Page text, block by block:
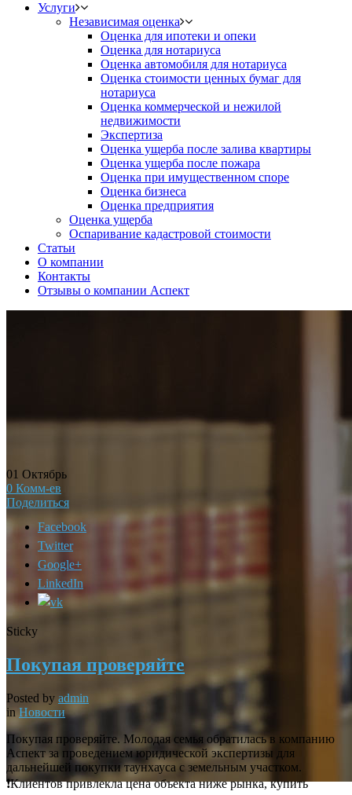
Услуги
Независимая оценка
Оценка для ипотеки и опеки
Оценка для нотариуса
Оценка автомобиля для нотариуса
Оценка стоимости ценных бумаг для
нотариуса
Оценка коммерческой и нежилой
недвижимости
Экспертиза
Оценка ущерба после залива квартиры
Оценка ущерба после пожара
Оценка при имущественном споре
Оценка бизнеса
Оценка предприятия
Оценка ущерба
Оспаривание кадастровой стоимости
Статьи
О компании
Контакты
Отзывы о компании Аспект
01 Октябрь
0 Комм-ев
Поделиться
Facebook
Twitter
Google+
LinkedIn
Sticky
Покупая проверяйте
Posted by admin
inНовости
Покупая проверяйте. Молодая семья обратилась в компанию
Аспект за проведением юридической экспертизы для
дальнейшей покупки таунхауса с земельным участком.
❗️Клиентов привлекла цена объекта ниже рынка, купить